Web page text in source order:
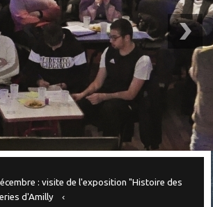
: visite de l'exposition "Histoire des
d'Amilly